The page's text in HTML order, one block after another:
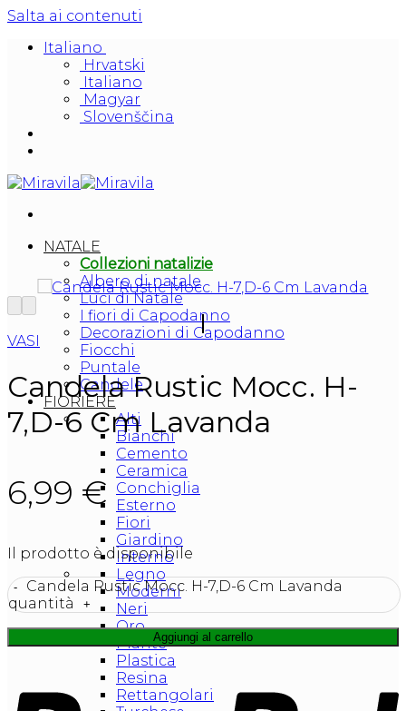
Salta ai contenuti
Italiano
Hrvatski
Italiano
Magyar
Slovenščina
NATALE
Collezioni natalizie
Albero di natale
Luci di Natale
I fiori di Capodanno
Decorazioni di Capodanno
Fiocchi
Puntale
Candele
FIORIERE
Alti
Bianchi
Cemento
Ceramica
Conchiglia
Esterno
Fiori
Giardino
Interno
Legno
Moderni
Neri
Oro
Piante
Plastica
Resina
Rettangolari
VASI
Candela Rustic Mocc. H-
7,D-6 Cm Lavanda
6,99 €
Il prodotto è disponibile
Candela Rustic Mocc. H-7,D-6 Cm Lavanda
quantità
Aggiungi al carrello